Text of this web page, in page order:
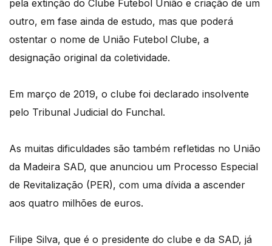
pela extinção do Clube Futebol União e criação de um
outro, em fase ainda de estudo, mas que poderá
ostentar o nome de União Futebol Clube, a
designação original da coletividade.
Em março de 2019, o clube foi declarado insolvente
pelo Tribunal Judicial do Funchal.
As muitas dificuldades são também refletidas no União
da Madeira SAD, que anunciou um Processo Especial
de Revitalização (PER), com uma dívida a ascender
aos quatro milhões de euros.
Filipe Silva, que é o presidente do clube e da SAD, já